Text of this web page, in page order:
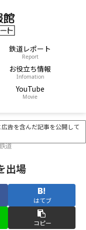
鉄道レポート
Report
お役立ち情報
Infomation
YouTube
Movie
告を含んだ記事を公開して
道
出場
はてブ
コピー